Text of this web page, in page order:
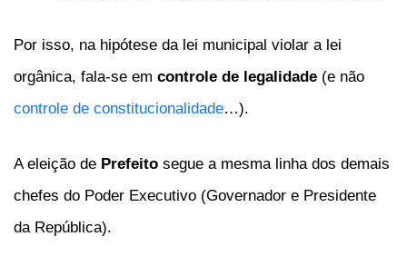
Por isso, na hipótese da lei municipal violar a lei
orgânica, fala-se em controle de legalidade (e não
controle de constitucionalidade…).
A eleição de Prefeito segue a mesma linha dos demais
chefes do Poder Executivo (Governador e Presidente
da República).